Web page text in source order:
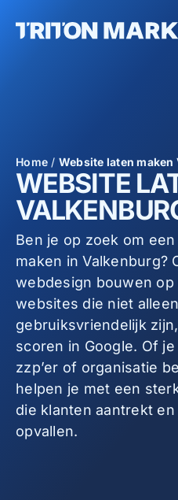
Home / Website laten maken
WEBSITE
Ben je op zoek om
maken in Valkenburg?
webdesign bouwen op
websites die niet
gebruiksvriendelijk
scoren in Google. Of
zzp’er of organisatie
helpen je met een
die klanten aantrekt
opvallen.